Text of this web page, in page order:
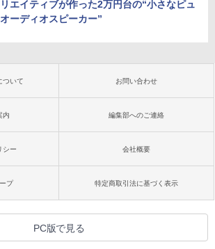
エイティブが作った2万円台の“小さなピュ
ーディオスピーカー”
ついて お問い合わせ
内 編集部へのご連絡
シー 会社概要
プ 特定商取引法に基づく表示
PC版で見る